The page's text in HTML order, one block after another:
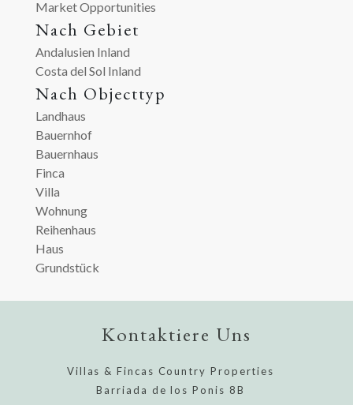
Market Opportunities
Nach Gebiet
Andalusien Inland
Costa del Sol Inland
Nach Objecttyp
Landhaus
Bauernhof
Bauernhaus
Finca
Villa
Wohnung
Reihenhaus
Haus
Grundstück
Kontaktiere Uns
Villas & Fincas Country Properties
Barriada de los Ponis 8B